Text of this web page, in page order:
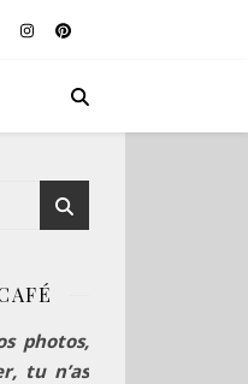
photos,
tu n’as